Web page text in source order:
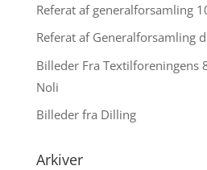
Referat af generalforsamling
Referat af Generalforsamling
Billeder Fra
Noli
Billeder fra Dilling
Arkiver